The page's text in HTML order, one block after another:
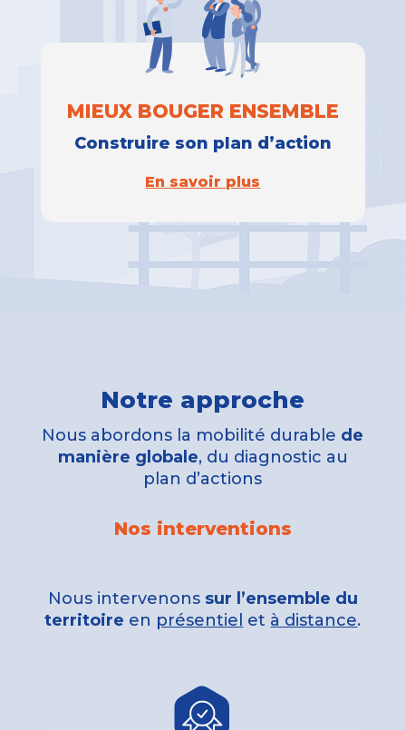
MIEUX BOUGER ENSEMBLE
Construire son plan d’action
En savoir plus
Notre approche
Nous abordons la mobilité durable de
manière globale, du diagnostic au
plan d’actions
Nos interventions
Nous intervenons sur l’ensemble du
territoire en présentiel et à distance.